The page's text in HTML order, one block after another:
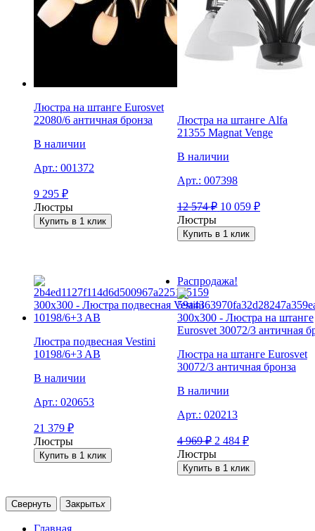
Люстра на штанге Eurosvet
22080/6 античная бронза
В наличии
Арт.: 001372
9 295 ₽
Люстры
Купить в 1 клик
Люстра на штанге Alfa
21355 Magnat Venge
В наличии
Арт.: 007398
12 574₽ 10 059 ₽
Люстры
Купить в 1 клик
Люстра подвесная Vestini
10198/6+3 AB
В наличии
Арт.: 020653
21 379 ₽
Люстры
Купить в 1 клик
Распродажа!
Люстра на штанге Eurosvet
30072/3 античная бронза
В наличии
Арт.: 020213
4 969₽ 2 484 ₽
Люстры
Купить в 1 клик
Свернуть Закрытьx
Главная